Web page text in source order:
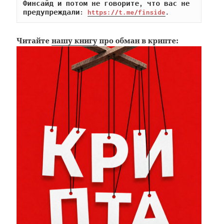
Финсайд и потом не говорите, что вас не
предупреждали: https://t.me/finside.
Читайтенашу книгу про обман в крипте: